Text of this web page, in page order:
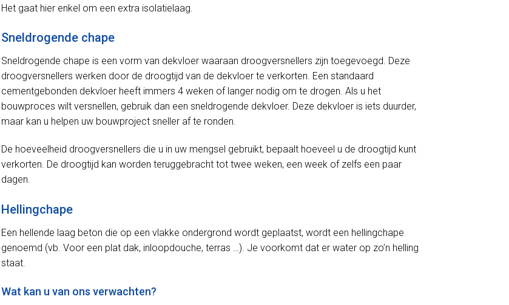
Het gaat hier enkel om een extra isolatielaag.
Sneldrogende chape
Sneldrogende chape is een vorm van dekvloer waaraan droogversnellers zijn toegevoegd. Deze
droogversnellers werken door de droogtijd van de dekvloer te verkorten. Een standaard
cementgebonden dekvloer heeft immers 4 weken of langer nodig om te drogen. Als u het
bouwproces wilt versnellen, gebruik dan een sneldrogende dekvloer. Deze dekvloer is iets duurder,
maar kan u helpen uw bouwproject sneller af te ronden.
De hoeveelheid droogversnellers die u in uw mengsel gebruikt, bepaalt hoeveel u de droogtijd kunt
verkorten. De droogtijd kan worden teruggebracht tot twee weken, een week of zelfs een paar
dagen.
Hellingchape
Een hellende laag beton die op een vlakke ondergrond wordt geplaatst, wordt een hellingchape
genoemd (vb. Voor een plat dak, inloopdouche, terras …). Je voorkomt dat er water op zo’n helling
staat.
Wat kan u van ons verwachten?